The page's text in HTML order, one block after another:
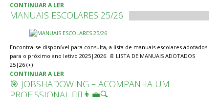
CONTINUAR A LER
MANUAIS ESCOLARES 25/26
Encontra-se disponível para consulta, a lista de manuais escolares adotados
para o próximo ano letivo 2025|2026. 📄 LISTA DE MANUAIS ADOTADOS
25|26 (+)
CONTINUAR A LER
🎯 JOBSHADOWING – ACOMPANHA UM
PROFISSIONAL 👩‍⚕️👨‍💼🔍